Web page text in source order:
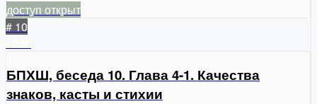
доступ открыт
# 10
БПХШ, беседа 10. Глава 4-1. Качества
знаков, касты и стихии